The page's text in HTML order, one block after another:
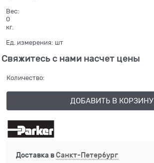
Вес:
0
кг.
Ед. измерения: шт
Свяжитесь с нами насчет цены
Количество:
ДОБАВИТЬ В КОРЗИНУ
Доставка вСанкт-Петербург